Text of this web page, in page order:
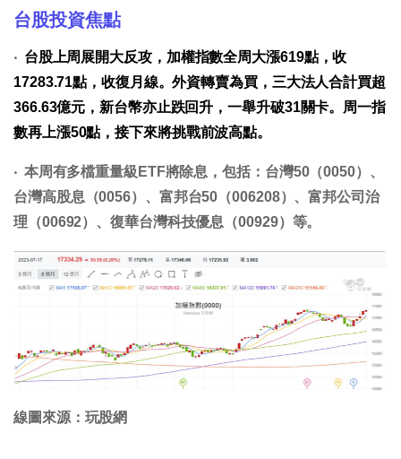
台股投資焦點
‧ 台股上周展開大反攻，加權指數全周大漲619點，收
17283.71點，收復月線。外資轉賣為買，三大法人合計買超
366.63億元，新台幣亦止跌回升，一舉升破31關卡。周一指
數再上漲50點，接下來將挑戰前波高點。
‧ 本周有多檔重量級ETF將除息，包括：台灣50（0050）、
台灣高股息（0056）、富邦台50（006208）、富邦公司治
理（00692）、復華台灣科技優息（00929）等。
線圖來源：玩股網